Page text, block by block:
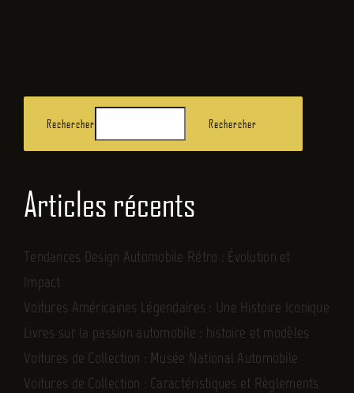
Rechercher Rechercher
Articles récents
Tendances Design Automobile Rétro : Évolution et
Impact
Voitures Américaines Légendaires : Une Histoire Iconique
Livres sur la passion automobile : histoire et modèles
Voitures de Collection : Musée National Automobile
Voitures de Collection : Caractéristiques et Règlements